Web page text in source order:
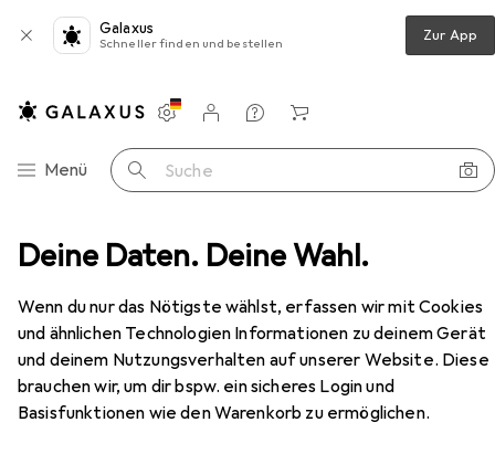
Deine Daten. Deine Wahl.
Wenn du nur das Nötigste wählst, erfassen wir mit Cookies
und ähnlichen Technologien Informationen zu deinem Gerät
und deinem Nutzungsverhalten auf unserer Website. Diese
brauchen wir, um dir bspw. ein sicheres Login und
Basisfunktionen wie den Warenkorb zu ermöglichen.
Galaxus
Schneller finden und bestellen Zur App
Navigation nach Kategorien
Menü Suche
Einstellungen
Kundenkonto
Vergleichslisten
Merklisten
Warenkorb
Solar AAA Micro ideal für Gartenleuchten, mit AkkuBox
EUR
11,95
VartaAkku Solar AAA Micro ideal für
Gartenleuchten, mit AkkuBox
AAA, 550 mAh